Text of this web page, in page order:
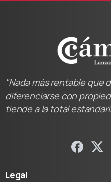
"Nada más rentable que
diferenciarse con
tiende a la total
Legal